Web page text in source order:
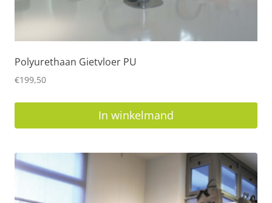
Polyurethaan Gietvloer PU
€199,50
In winkelmand